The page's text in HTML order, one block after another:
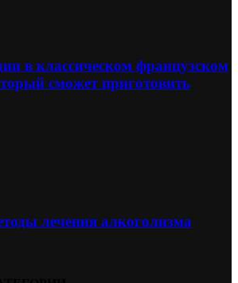
в классическом французском
сможет приготовить
лечения алкоголизма